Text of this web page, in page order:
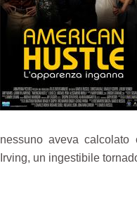
nessuno aveva
Irving, un ingestibile